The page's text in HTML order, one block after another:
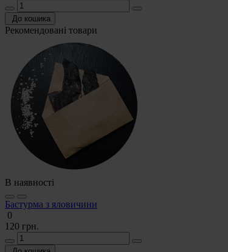
До кошика
Рекомендовані товари
В наявності
Бастурма з яловичини
0
120 грн.